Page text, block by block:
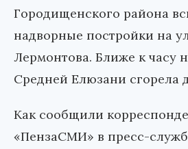
Городищенского района
надворные постройки на
Лермонтова. Ближе к часу
Средней Елюзани сгорела
Как сообщили
«ПензаСМИ» в пресс-